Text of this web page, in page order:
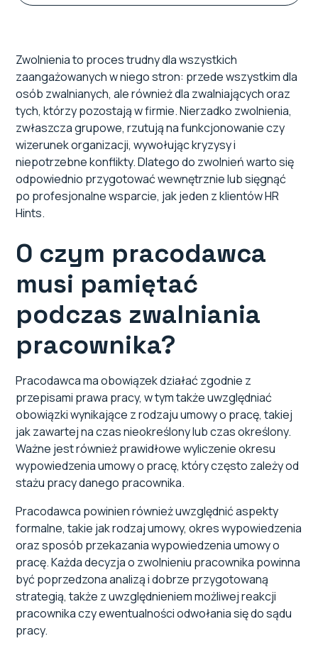
Zwolnienia to proces trudny dla wszystkich
zaangażowanych w niego stron: przede wszystkim dla
osób zwalnianych, ale również dla zwalniających oraz
tych, którzy pozostają w firmie. Nierzadko zwolnienia,
zwłaszcza grupowe, rzutują na funkcjonowanie czy
wizerunek organizacji, wywołując kryzysy i
niepotrzebne konflikty. Dlatego do zwolnień warto się
odpowiednio przygotować wewnętrznie lub sięgnąć
po profesjonalne wsparcie, jak jeden z klientów HR
Hints.
O czym pracodawca
musi pamiętać
podczas zwalniania
pracownika?
Pracodawca ma obowiązek działać zgodnie z
przepisami prawa pracy, w tym także uwzględniać
obowiązki wynikające z rodzaju umowy o pracę, takiej
jak zawartej na czas nieokreślony lub czas określony.
Ważne jest również prawidłowe wyliczenie okresu
wypowiedzenia umowy o pracę, który często zależy od
stażu pracy danego pracownika.
Pracodawca powinien również uwzględnić aspekty
formalne, takie jak rodzaj umowy, okres wypowiedzenia
oraz sposób przekazania wypowiedzenia umowy o
pracę. Każda decyzja o zwolnieniu pracownika powinna
być poprzedzona analizą i dobrze przygotowaną
strategią, także z uwzględnieniem możliwej reakcji
pracownika czy ewentualności odwołania się do sądu
pracy.